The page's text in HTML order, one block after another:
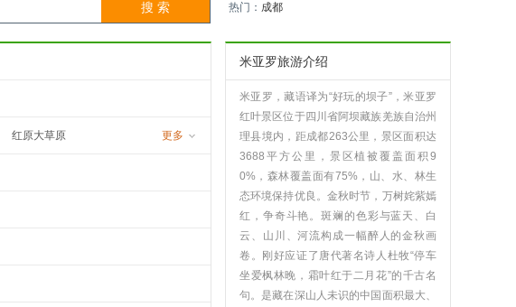
热门： 成都
红原大草原
更多
米亚罗旅游介绍
米亚罗，藏语译为“好玩的坝子”，米亚罗
红叶景区位于四川省阿坝藏族羌族自治州
理县境内，距成都263公里，景区面积达
3688平方公里，景区植被覆盖面积9
0%，森林覆盖面有75%，山、水、林生
态环境保持优良。金秋时节，万树姹紫嫣
红，争奇斗艳。斑斓的色彩与蓝天、白
云、山川、河流构成一幅醉人的金秋画
卷。刚好应证了唐代著名诗人杜牧“停车
坐爱枫林晚，霜叶红于二月花”的千古名
句。是藏在深山人未识的中国面积最大、